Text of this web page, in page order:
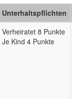
Unterhaltspflichten
Verheiratet 8 Punkte
Je Kind 4 Punkte